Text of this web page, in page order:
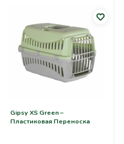
Gipsy XS Green –
Пластиковая Переноска